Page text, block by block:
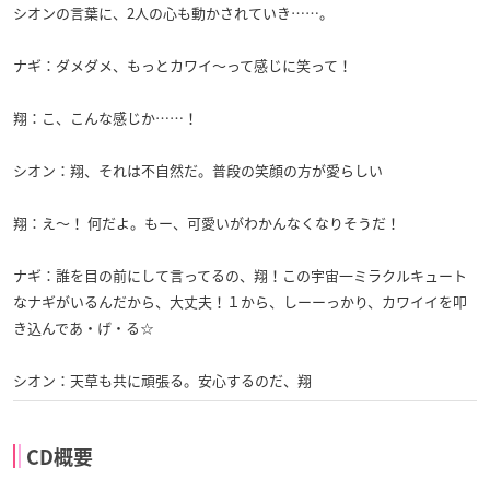
シオンの言葉に、2人の心も動かされていき……。
ナギ：ダメダメ、もっとカワイ～って感じに笑って！
翔：こ、こんな感じか……！
シオン：翔、それは不自然だ。普段の笑顔の方が愛らしい
翔：え～！ 何だよ。もー、可愛いがわかんなくなりそうだ！
ナギ：誰を目の前にして言ってるの、翔！この宇宙一ミラクルキュート
なナギがいるんだから、大丈夫！１から、しーーっかり、カワイイを叩
き込んであ・げ・る☆
シオン：天草も共に頑張る。安心するのだ、翔
CD概要